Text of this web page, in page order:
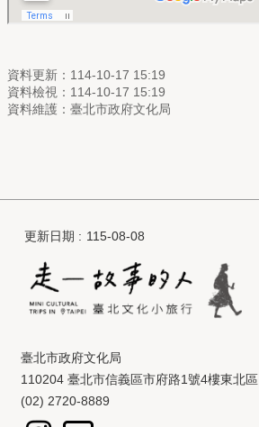
資料更新：114-10-17 15:19
資料檢視：114-10-17 15:19
資料維護：臺北市政府文化局
更新日期 115-08-08
臺北市政府文化局
110204 臺北市信義區市府路1號4樓東北區
(02) 2720-8889